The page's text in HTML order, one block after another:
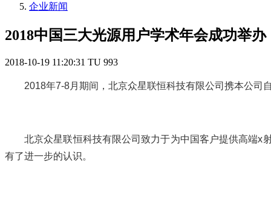
企业新闻
2018中国三大光源用户学术年会成功举办
2018-10-19 11:20:31 TU 993
2018年7-8月期间，北京众星联恒科技有限公司携本公司
北京众星联恒科技有限公司致力于为中国客户提供高端x
有了进一步的认识。